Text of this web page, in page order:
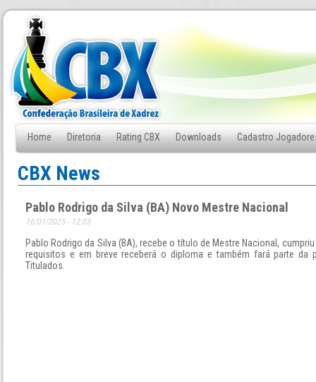
Home Diretoria Rating CBX Downloads Cadastro
Fale Conosco
CBX News
Pablo Rodrigo da Silva (BA) Novo Mestre Nacional
16/01/2025 - 12:03
Pablo Rodrigo da Silva (BA), recebe o título de Mestre Nacional,
requisitos e em breve receberá o diploma e também fará parte da
Titulados.